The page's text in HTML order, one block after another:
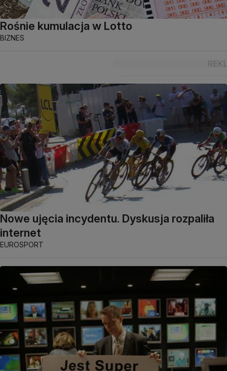
Rośnie kumulacja w Lotto
BIZNES
Nowe ujęcia incydentu. Dyskusja rozpaliła
internet
EUROSPORT